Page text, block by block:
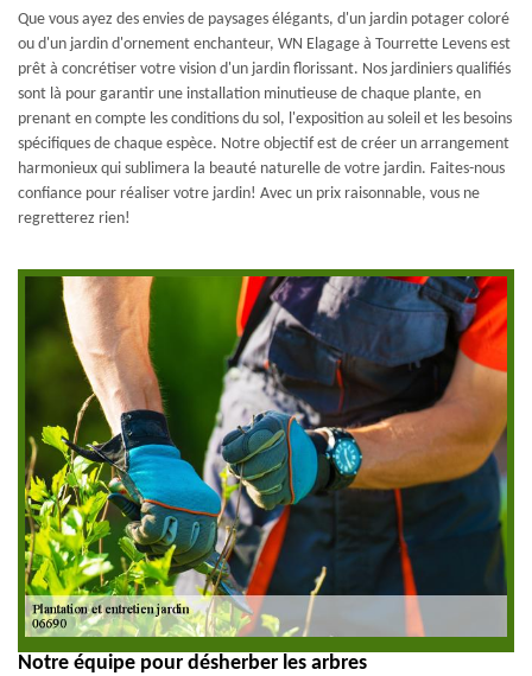
Que vous ayez des envies de paysages élégants, d'un jardin potager coloré
ou d'un jardin d'ornement enchanteur, WN Elagage à Tourrette Levens est
prêt à concrétiser votre vision d'un jardin florissant. Nos jardiniers qualifiés
sont là pour garantir une installation minutieuse de chaque plante, en
prenant en compte les conditions du sol, l'exposition au soleil et les besoins
spécifiques de chaque espèce. Notre objectif est de créer un arrangement
harmonieux qui sublimera la beauté naturelle de votre jardin. Faites-nous
confiance pour réaliser votre jardin! Avec un prix raisonnable, vous ne
regretterez rien!
Notre équipe pour désherber les arbres